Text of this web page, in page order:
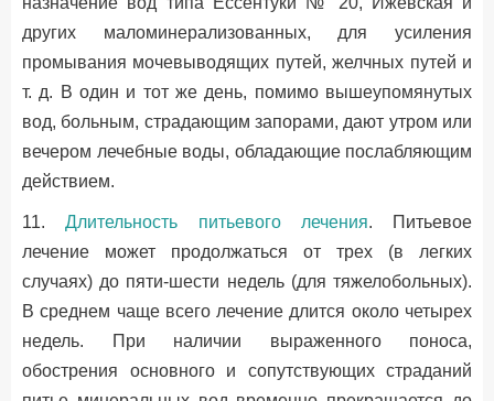
других маломинерализованных, для усиления
промывания мочевыводящих путей, желчных путей и
т. д. В один и тот же день, помимо вышеупомянутых
вод, больным, страдающим запорами, дают утром или
вечером лечебные воды, обладающие послабляющим
действием.
11.Длительность питьевого лечения. Питьевое
лечение может продолжаться от трех (в легких
случаях) до пяти-шести недель (для тяжелобольных).
В среднем чаще всего лечение длится около четырех
недель. При наличии выраженного поноса,
обострения основного и сопутствующих страданий